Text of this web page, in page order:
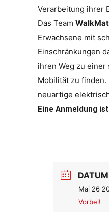
Verarbeitung ihrer
Das Team
Erwach­sene mit
Ein­schrän­kun­gen
ihren Weg zu
Mobi­li­tät zu
neu­ar­tige
Eine Anmeldung ist
DATUM
Mai 26
Vorbei!